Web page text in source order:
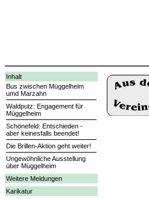
Inhalt
Bus zwischen Müggelheim
umd Marzahn
Waldputz: Engagement für
Müggelheim
Schönefeld: Entschieden -
aber keinesfalls beendet!
Die Brillen-Aktion geht weiter!
Ungewöhnliche Ausstellung
über Müggelheim
Weitere Meldungen
Karikatur